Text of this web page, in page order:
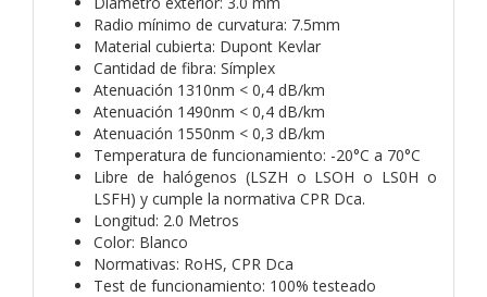
Radio mínimo de curvatura: 7.5mm
Material cubierta: Dupont Kevlar
Cantidad de fibra: Símplex
Atenuación 1310nm < 0,4 dB/km
Atenuación 1490nm < 0,4 dB/km
Atenuación 1550nm < 0,3 dB/km
Temperatura de funcionamiento: -20°C a 70°C
Libre de halógenos (LSZH o LSOH o LS0H o
LSFH) y cumple la normativa CPR Dca.
Longitud: 2.0 Metros
Color: Blanco
Normativas: RoHS, CPR Dca
Test de funcionamiento: 100% testeado